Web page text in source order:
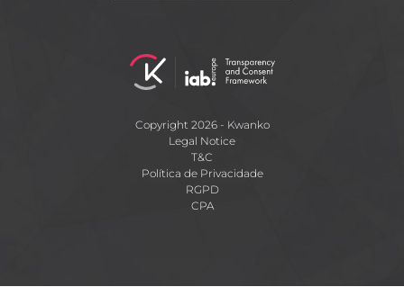
Copyright 2026 - Kwanko
Legal Notice
T&C
Política de Privacidade
RGPD
CPA